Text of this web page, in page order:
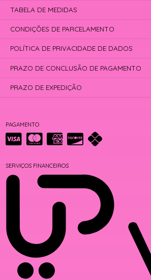
PAGAMENTO
SERVIÇOS FINANCEIROS
TABELA DE MEDIDAS
CONDIÇÕES DE PARCELAMENTO
POLÍTICA DE PRIVACIDADE DE DADOS
PRAZO DE CONCLUSÃO DE PAGAMENTO
PRAZO DE EXPEDIÇÃO